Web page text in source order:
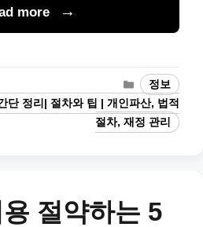
more
Categories
정보
단 정리| 절차와 팁 | 개인파산, 법적
절차, 재정 관리
절약하는 5